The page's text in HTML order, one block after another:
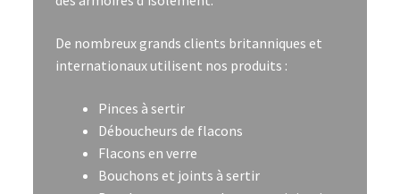
De nombreux grands clients britanniques et
internationaux utilisent nos produits :
Pinces à sertir
Déboucheurs de flacons
Flacons en verre
Bouchons et joints à sertir